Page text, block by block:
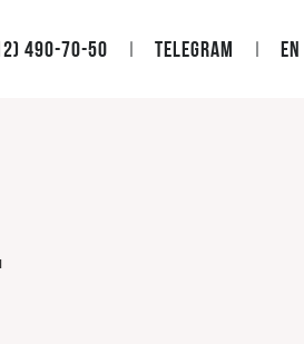
490-70-50 Telegram EN